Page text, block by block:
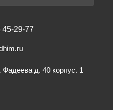
45-29-77
Фадеева д. 40 корпус. 1